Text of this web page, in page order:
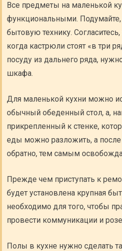
Все предметы на маленькой
функциональными. Подумайте,
бытовую технику.
когда кастрюли стоят «в три
посуду из дальнего ряда,
шкафа.
Для маленькой кухни можно
обычный обеденный стол, а,
прикрепленный к стенке,
еды можно разложить, а
обратно, тем самым
Прежде чем приступать к
будет установлена крупная
необходимо для того, чтобы
провести коммуникации и
Полы в кухне нужно сделать